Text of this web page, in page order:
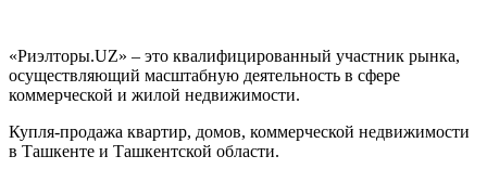
«Риэлторы.UZ» – это квалифицированный участник рынка,
осуществляющий масштабную деятельность в сфере
коммерческой и жилой недвижимости.
Купля-продажа квартир, домов, коммерческой недвижимости
в Ташкенте и Ташкентской области.